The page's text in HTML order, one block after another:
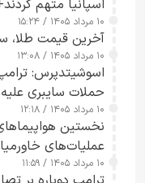
اسپانیا متهم
۱۰ مرداد ۱۴۰۵ / ۱۵:۲۴
آخرین قیمت طلا، سکه و ارز
۱۰ مرداد ۱۴۰۵ / ۱۳:۰۸
اسوشیتدپرس:
حملات سایبری
ارائه نکرد
۱۰ مرداد ۱۴۰۵ / ۱۲:۱۸
نخستین
عملیات‌های
شدند
۱۰ مرداد ۱۴۰۵ / ۱۱:۵۹